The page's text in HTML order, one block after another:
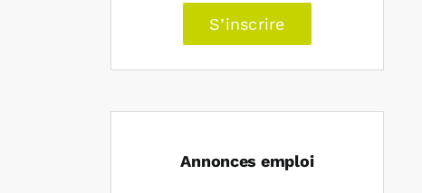
S’inscrire
Annonces emploi